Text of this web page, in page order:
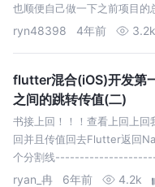
也顺便自己做一下之前项目的
ryn48398 4年前 3.2k
flutter混合(iOS)开发第
之间的跳转传值(二)
书接上回！！！查看上回上
回并且传值回去Flutter返回
个分割线
ryan_冉 6年前 4.2k